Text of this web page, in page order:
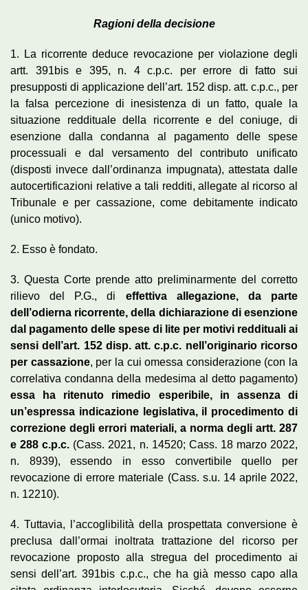
Ragioni della decisione
1. La ricorrente deduce revocazione per violazione degli
artt. 391bis e 395, n. 4 c.p.c. per errore di fatto sui
presupposti di applicazione dell’art. 152 disp. att. c.p.c., per
la falsa percezione di inesistenza di un fatto, quale la
situazione reddituale della ricorrente e del coniuge, di
esenzione dalla condanna al pagamento delle spese
processuali e dal versamento del contributo unificato
(disposti invece dall’ordinanza impugnata), attestata dalle
autocertificazioni relative a tali redditi, allegate al ricorso al
Tribunale e per cassazione, come debitamente indicato
(unico motivo).
2. Esso è fondato.
3. Questa Corte prende atto preliminarmente del corretto
rilievo del P.G., di effettiva allegazione, da parte
dell’odierna ricorrente, della dichiarazione di esenzione
dal pagamento delle spese di lite per motivi reddituali ai
sensi dell’art. 152 disp. att. c.p.c. nell’originario ricorso
per cassazione, per la cui omessa considerazione (con la
correlativa condanna della medesima al detto pagamento)
essa ha ritenuto rimedio esperibile, in assenza di
un’espressa indicazione legislativa, il procedimento di
correzione degli errori materiali, a norma degli artt. 287
e 288 c.p.c. (Cass. 2021, n. 14520; Cass. 18 marzo 2022,
n. 8939), essendo in esso convertibile quello per
revocazione di errore materiale (Cass. s.u. 14 aprile 2022,
n. 12210).
4. Tuttavia, l’accoglibilità della prospettata conversione è
preclusa dall’ormai inoltrata trattazione del ricorso per
revocazione proposto alla stregua del procedimento ai
sensi dell’art. 391bis c.p.c., che ha già messo capo alla